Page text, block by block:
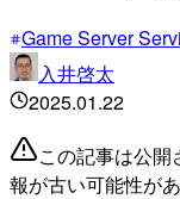
Game Server
入井啓太
2025.01.22
この記事は公
報が古い可能性が